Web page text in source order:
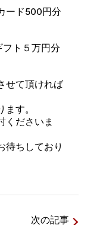
ード500円分
ト５万円分
せて頂ければ
す。
くださいま
待ちしており
次の記事